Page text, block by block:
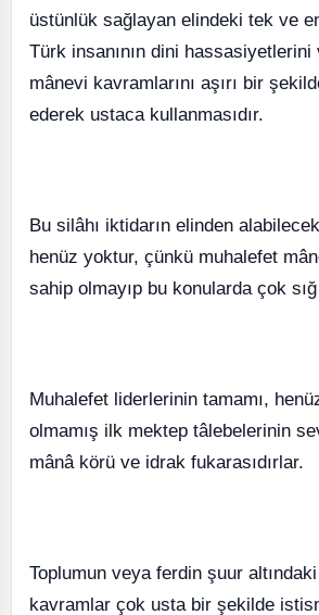
üstünlük sağlayan elindeki tek ve
Türk insanının dini hassasiyetlerini
mânevi kavramlarını aşırı bir
ederek ustaca kullanmasıdır.
Bu silâhı iktidarın elinden
henüz yoktur, çünkü muhalefet
sahip olmayıp bu konularda çok
Muhalefet liderlerinin tamamı,
olmamış ilk mektep tâlebelerinin
mânâ körü ve idrak fukarasıdırlar.
Toplumun veya ferdin şuur
kavramlar çok usta bir şekilde